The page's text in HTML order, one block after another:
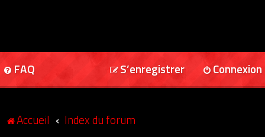
FAQ Connexion
S’enregistrer
Accueil Index du forum